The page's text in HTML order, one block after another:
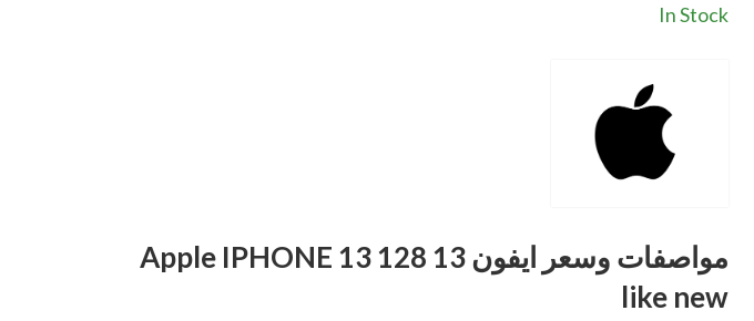
In Stock
مواصفات وسعر ايفون 13 Apple IPHONE 13 128
like new